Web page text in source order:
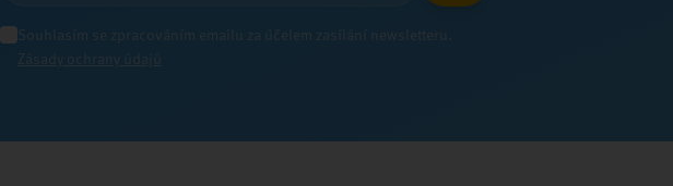
Souhlasím se zpracováním emailu za účelem zasílání newsletteru.
Zásady ochrany údajů